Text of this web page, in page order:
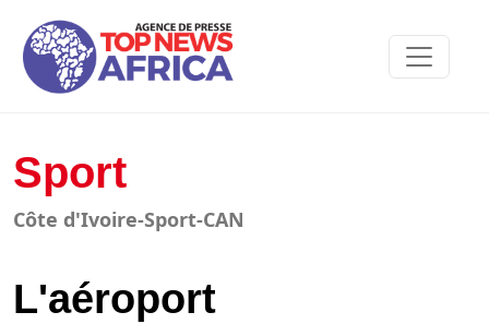
Sport
Côte d'Ivoire-Sport-CAN
L'aéroport